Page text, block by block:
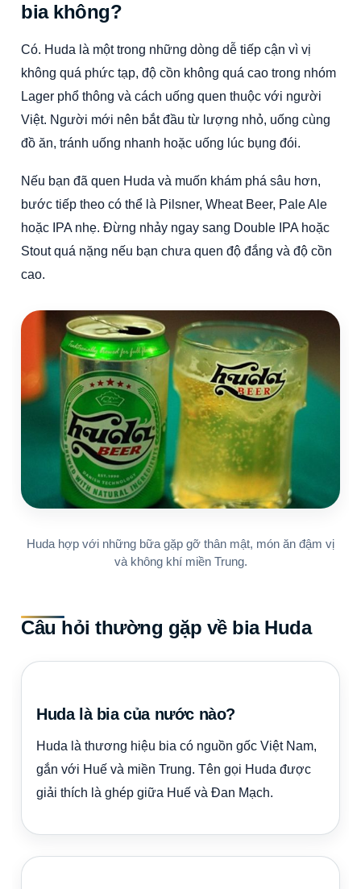
bia không?
Có. Huda là một trong những dòng dễ tiếp cận vì vị
không quá phức tạp, độ cồn không quá cao trong nhóm
Lager phổ thông và cách uống quen thuộc với người
Việt. Người mới nên bắt đầu từ lượng nhỏ, uống cùng
đồ ăn, tránh uống nhanh hoặc uống lúc bụng đói.
Nếu bạn đã quen Huda và muốn khám phá sâu hơn,
bước tiếp theo có thể là Pilsner, Wheat Beer, Pale Ale
hoặc IPA nhẹ. Đừng nhảy ngay sang Double IPA hoặc
Stout quá nặng nếu bạn chưa quen độ đắng và độ cồn
cao.
Huda hợp với những bữa gặp gỡ thân mật, món ăn đậm vị
và không khí miền Trung.
Câu hỏi thường gặp về bia Huda
Huda là bia của nước nào?
Huda là thương hiệu bia có nguồn gốc Việt Nam,
gắn với Huế và miền Trung. Tên gọi Huda được
giải thích là ghép giữa Huế và Đan Mạch.